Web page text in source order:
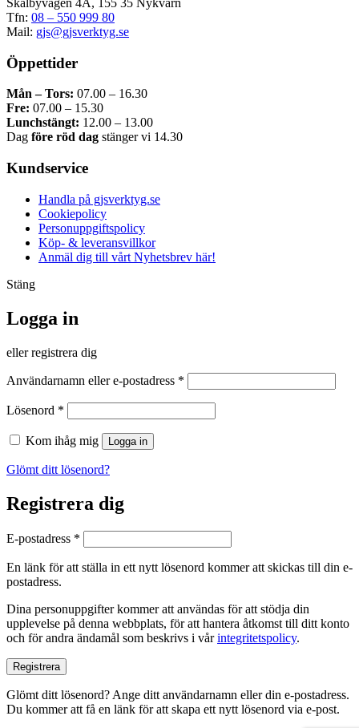
Skälbyvägen 4A, 155 35 Nykvarn
Tfn: 08 – 550 999 80
Mail: gjs@gjsverktyg.se
Öppettider
Mån – Tors: 07.00 – 16.30
Fre: 07.00 – 15.30
Lunchstängt: 12.00 – 13.00
Dag före röd dag stänger vi 14.30
Kundservice
Handla på gjsverktyg.se
Cookiepolicy
Personuppgiftspolicy
Köp- & leveransvillkor
Anmäl dig till vårt Nyhetsbrev här!
Stäng
Logga in
eller registrera dig
Användarnamn eller e-postadress *
Lösenord *
Kom ihåg mig Logga in
Glömt ditt lösenord?
Registrera dig
E-postadress *
En länk för att ställa in ett nytt lösenord kommer att skickas till din e-
postadress.
Dina personuppgifter kommer att användas för att stödja din
upplevelse på denna webbplats, för att hantera åtkomst till ditt konto
och för andra ändamål som beskrivs i vårintegritetspolicy.
Registrera
Glömt ditt lösenord? Ange ditt användarnamn eller din e-postadress.
Du kommer att få en länk för att skapa ett nytt lösenord via e-post.